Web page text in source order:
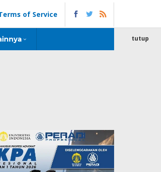
of Service
tutup